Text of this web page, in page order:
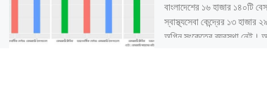
বাংলাদেশের ১৬ হাজার ১৪০টি
স্বাস্থ্যসেবা কেন্দ্রের ১৩ হাজার
অগ্নি সংকেতের ব্যবস্থা নেই।